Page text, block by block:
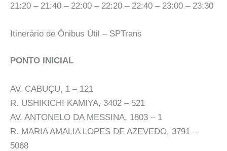
21:20 – 21:40 – 22:00 – 22:20 – 22:40 – 23:00 – 23:30
Itinerário de Ônibus Útil – SPTrans
PONTO INICIAL
AV. CABUÇU, 1 – 121
R. USHIKICHI KAMIYA, 3402 – 521
AV. ANTONELO DA MESSINA, 1803 – 1
R. MARIA AMALIA LOPES DE AZEVEDO, 3791 –
5068